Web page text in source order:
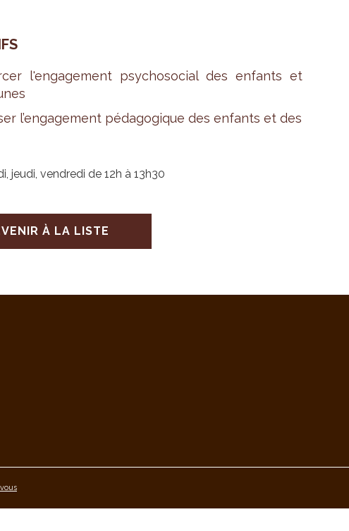
l'en­ga­ge­ment psy­cho­so­cial des enfants et
l’en­ga­ge­ment péda­go­gique des enfants et des
jeudi, vendredi de 12h à 13h30
À LA LISTE